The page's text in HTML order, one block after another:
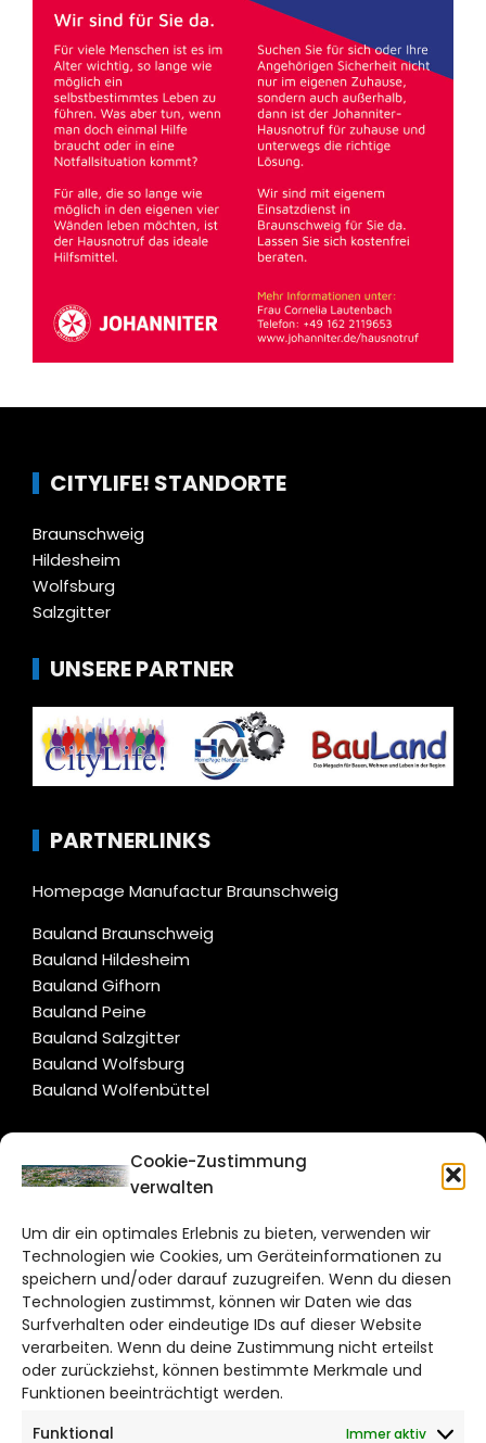
Cookie-Zustimmung
verwalten
Um dir ein optimales Erlebnis zu bieten, verwenden wir
Technologien wie Cookies, um Geräteinformationen zu
speichern und/oder darauf zuzugreifen. Wenn du diesen
Technologien zustimmst, können wir Daten wie das
Surfverhalten oder eindeutige IDs auf dieser Website
verarbeiten. Wenn du deine Zustimmung nicht erteilst
oder zurückziehst, können bestimmte Merkmale und
Funktionen beeinträchtigt werden.
Funktional
Immer aktiv
CITYLIFE! STANDORTE
Braunschweig
Hildesheim
Wolfsburg
Salzgitter
UNSERE PARTNER
PARTNERLINKS
Homepage Manufactur Braunschweig
Bauland Braunschweig
Bauland Hildesheim
Bauland Gifhorn
Bauland Peine
Bauland Salzgitter
Bauland Wolfsburg
Bauland Wolfenbüttel
CITYLIFE!
Bruchtorwall 12
38100 Braunschweig
Telefon: 0531 387220 – 65
DAS STADTMAGAZIN FÜR
BRAUNSCHWEIG